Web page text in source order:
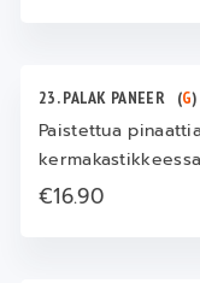
23. PALAK PANEER (G)
Paistettua
kermakastikkeessa
€16.90